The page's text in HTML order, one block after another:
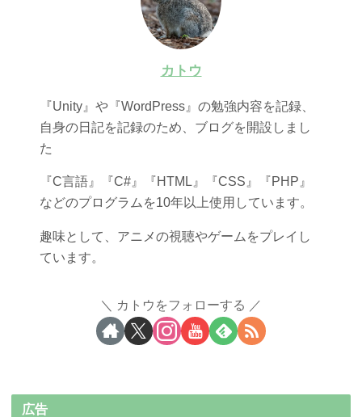
カトウ
『Unity』や『WordPress』の勉強内容を記録、
自身の日記を記録のため、ブログを開設しまし
た
『C言語』『C#』『HTML』『CSS』『PHP』
などのプログラムを10年以上使用しています。
趣味として、アニメの視聴やゲームをプレイし
ています。
カトウをフォローする
広告